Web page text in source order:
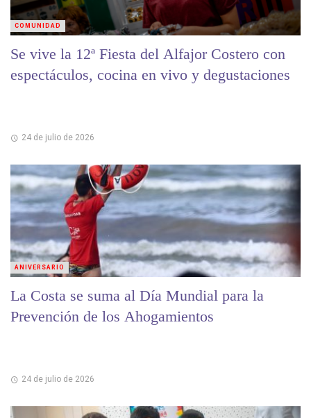
Se vive la 12ª Fiesta del Alfajor Costero con
espectáculos, cocina en vivo y degustaciones
24 de julio de 2026
COMUNIDAD
La Costa se suma al Día Mundial para la
Prevención de los Ahogamientos
24 de julio de 2026
ANIVERSARIO